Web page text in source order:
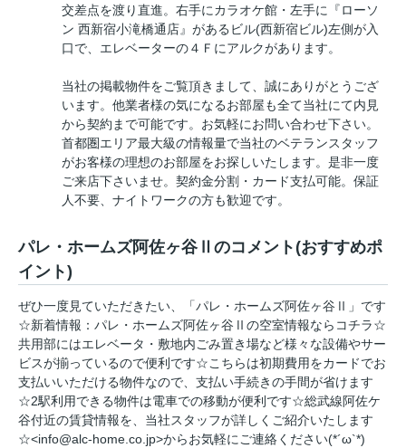
交差点を渡り直進。右手にカラオケ館・左手に『ローソ
ン 西新宿小滝橋通店』があるビル(西新宿ビル)左側が入
口で、エレベーターの４Ｆにアルクがあります。
当社の掲載物件をご覧頂きまして、誠にありがとうござ
います。他業者様の気になるお部屋も全て当社にて内見
から契約まで可能です。お気軽にお問い合わせ下さい。
首都圏エリア最大級の情報量で当社のベテランスタッフ
がお客様の理想のお部屋をお探しいたします。是非一度
ご来店下さいませ。契約金分割・カード支払可能。保証
人不要、ナイトワークの方も歓迎です。
パレ・ホームズ阿佐ヶ谷Ⅱのコメント(おすすめポ
イント)
ぜひ一度見ていただきたい、「パレ・ホームズ阿佐ヶ谷Ⅱ」です
☆新着情報：パレ・ホームズ阿佐ヶ谷Ⅱの空室情報ならコチラ☆
共用部にはエレベータ・敷地内ごみ置き場など様々な設備やサー
ビスが揃っているので便利です☆こちらは初期費用をカードでお
支払いいただける物件なので、支払い手続きの手間が省けます
☆2駅利用できる物件は電車での移動が便利です☆総武線阿佐ケ
谷付近の賃貸情報を、当社スタッフが詳しくご紹介いたします
☆<info@alc-home.co.jp>からお気軽にご連絡ください(*´ω`*)